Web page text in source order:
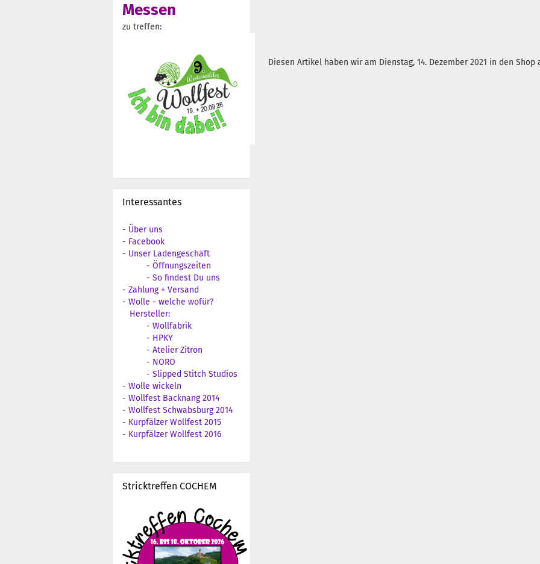
Diesen Artikel haben wir am Dienstag, 14. Dezember 2021 in den Shop
Messen
zu treffen:
Interessantes
- Über uns
- Facebook
- Unser Ladengeschäft
- Öffnungszeiten
- So findest Du uns
- Zahlung + Versand
- Wolle - welche wofür?
Hersteller:
- Wollfabrik
- HPKY
- Atelier Zitron
- NORO
- Slipped Stitch Studios
- Wolle wickeln
- Wollfest Backnang 2014
- Wollfest Schwabsburg 2014
- Kurpfälzer Wollfest 2015
- Kurpfälzer Wollfest 2016
Stricktreffen COCHEM